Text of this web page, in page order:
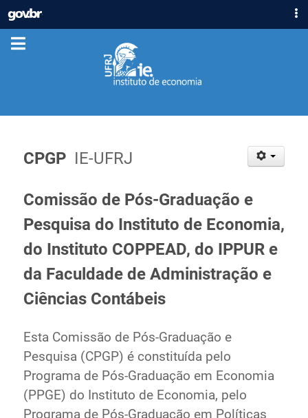
GOVBR
ACESSO À INFORMAÇÃO
Ministério da Defesa
Ministério da Economia
Ministério da Infraestrutura
Ministério da Agricultura, Pecuária e Abastecimento
Ministério da Cidadania
Ministério da Saúde
Ministério da Ciência, Tecnologia, Inovações e
Comunicações
Ministério do Meio Ambiente
Ministério do Turismo
Ministério do Desenvolvimento Regional
CPGPIE-UFRJ
Comissão de Pós-Graduação e
Pesquisa do Instituto de Economia,
do Instituto COPPEAD, do IPPUR e
da Faculdade de Administração e
Ciências Contábeis
Esta Comissão de Pós-Graduação e
Pesquisa (CPGP) é constituída pelo
Programa de Pós-Graduação em Economia
(PPGE) do Instituto de Economia, pelo
Programa de Pós-Graduação em Políticas